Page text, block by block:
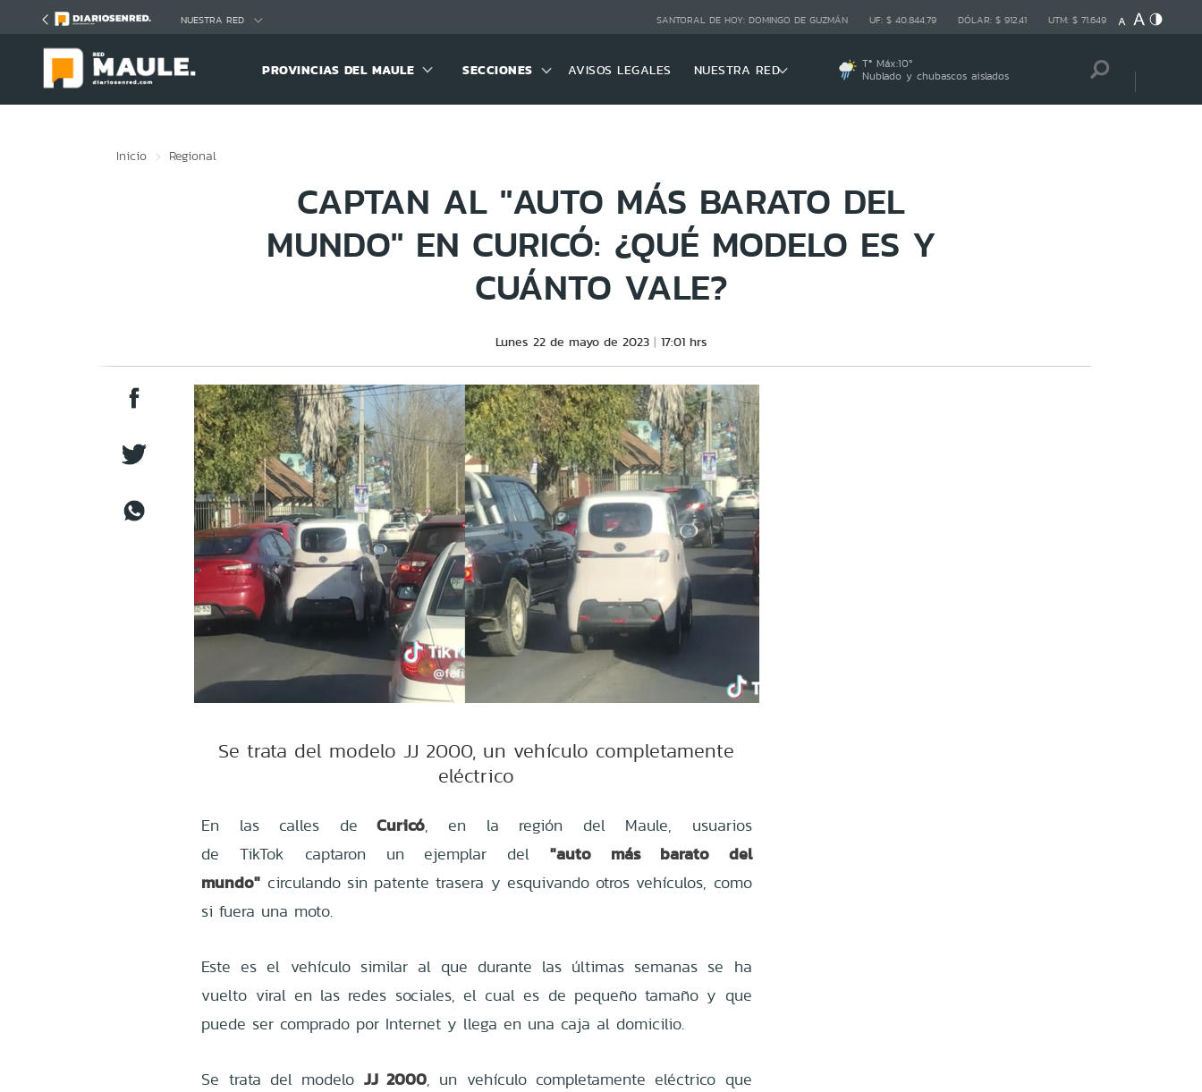
NUESTRA RED SANTORAL DE HOY: DOMINGO DE GUZMÁN UF: $ 40.844,79 DÓLAR: $ 912,41 UTM: $ 71.649
PROVINCIAS DEL MAULE SECCIONES AVISOS LEGALES NUESTRA RED Tª Máx:10º
Nublado y chubascos aislados
Inicio Regional
CAPTAN AL "AUTO MÁS BARATO DEL
MUNDO" EN CURICÓ: ¿QUÉ MODELO ES Y
CUÁNTO VALE?
Lunes 22 de mayo de 2023 17:01 hrs
Se trata del modelo JJ 2000, un vehículo completamente
eléctrico
En las calles de Curicó, en la región del Maule, usuarios
de
TikTok captaron un ejemplar del
"auto más barato del
mundo" circulando sin patente trasera y esquivando otros vehículos, como
si fuera una moto.
Este es el vehículo similar al que durante las últimas semanas se ha
vuelto viral en las redes sociales, el cual es de pequeño tamaño y que
puede ser comprado por Internet y llega en una caja al domicilio.
Se trata del modelo JJ 2000, un vehículo completamente eléctrico que